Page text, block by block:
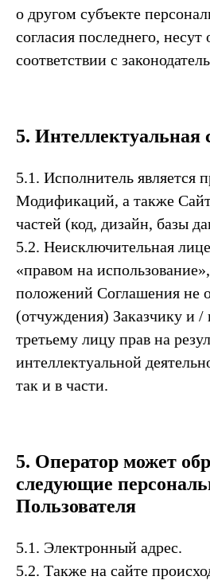
о другом субъекте
согласия последнего, несут
соответствии с
5. Интеллектуальная
5.1. Исполнитель является
Модификаций, а также
частей (код, дизайн, базы
5.2. Неисключительная
«правом на
положений Соглашения не
(отчуждения) Заказчику и
третьему лицу прав на
интеллектуальной
так и в части.
5. Оператор может
следующие
Пользователя
5.1. Электронный адрес.
5.2. Также на сайте